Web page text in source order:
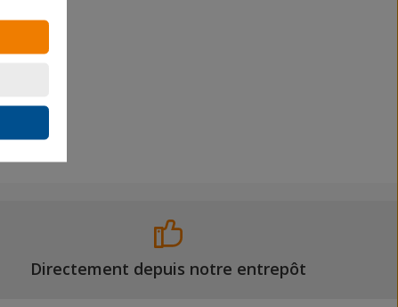
Directement depuis notre entrepôt